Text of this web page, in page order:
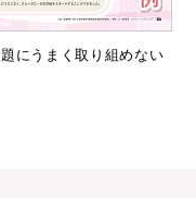
にうまく取り組めない